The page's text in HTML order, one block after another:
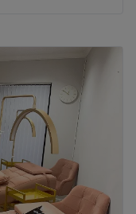
19:00
10:00–
19:00
10:00
19:00
10:00 – 20:00
Geschlossen
Nicht bei
für Ästhetik in